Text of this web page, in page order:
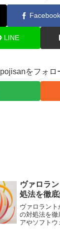
Facebook
LINE
pojisanをフォロ
ヴァロラ
処法を徹底
ヴァロラン
の対処法を徹
アやソフトウ